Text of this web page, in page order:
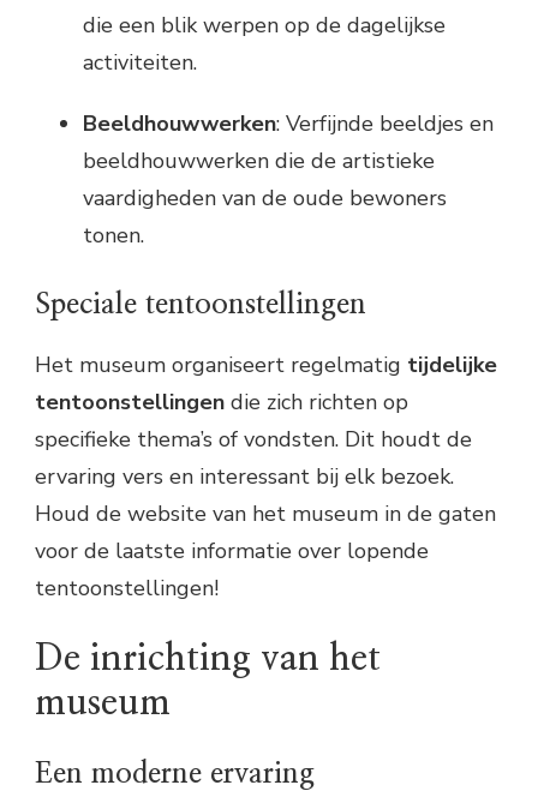
die een blik werpen op de dagelijkse
activiteiten.
Beeldhouwwerken: Verfijnde beeldjes en
beeldhouwwerken die de artistieke
vaardigheden van de oude bewoners
tonen.
Speciale tentoonstellingen
Het museum organiseert regelmatig tijdelijke
tentoonstellingen die zich richten op
specifieke thema’s of vondsten. Dit houdt de
ervaring vers en interessant bij elk bezoek.
Houd de website van het museum in de gaten
voor de laatste informatie over lopende
tentoonstellingen!
De inrichting van het
museum
Een moderne ervaring